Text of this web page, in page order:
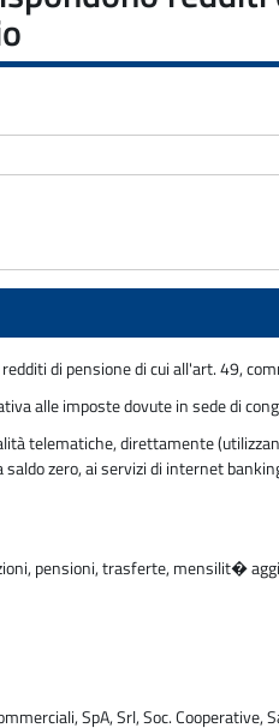
di pensione di cui all'art. 49,
alle imposte dovute in sede di
telematiche, direttamente
zero, ai servizi di internet
pensioni, trasferte, mensilit�
SpA, Srl, Soc. Cooperative,